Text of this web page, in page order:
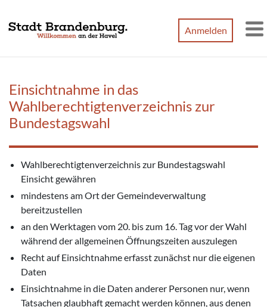
Anmelden
Einsichtnahme in das
Wahlberechtigtenverzeichnis zur
Bundestagswahl
Wahlberechtigtenverzeichnis zur Bundestagswahl
Einsicht gewähren
mindestens am Ort der Gemeindeverwaltung
bereitzustellen
an den Werktagen vom 20. bis zum 16. Tag vor der Wahl
während der allgemeinen Öffnungszeiten auszulegen
Recht auf Einsichtnahme erfasst zunächst nur die eigenen
Daten
Einsichtnahme in die Daten anderer Personen nur, wenn
Tatsachen glaubhaft gemacht werden können, aus denen